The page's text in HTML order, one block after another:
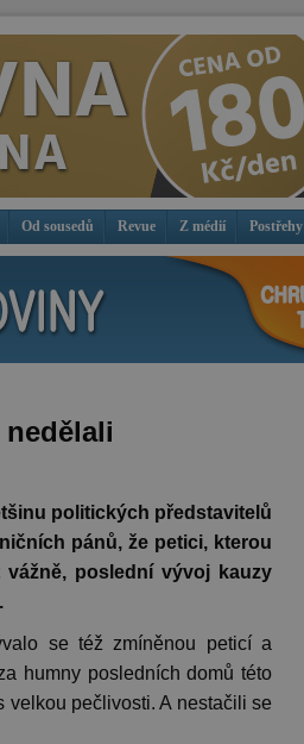
Od sousedů Revue Z médií Postřehy
politických představitelů
pánů, že petici, kterou
poslední vývoj kauzy
se též zmíněnou peticí a
humny posledních domů této
pečlivosti. A nestačili se